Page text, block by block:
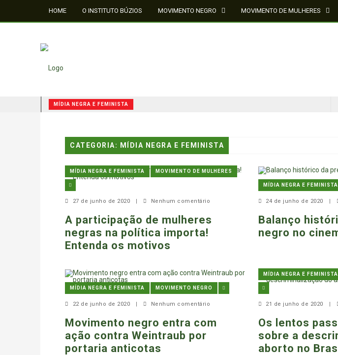
HOME O INSTITUTO BÚZIOS MOVIMENTO NEGRO MOVIMENTO DE MULHERES
MÍDIA NEGRA E FEMINISTA
O ESTADO DO SÉCULO XXI E A SOBERANIA SOBRE DADOS EM CONHECIMENTO ESTRATÉGICO
CATEGORIA: MÍDIA NEGRA E FEMINISTA
MÍDIA NEGRA E FEMINISTA MOVIMENTO DE MULHERES
27 de junho de 2020 | Nenhum comentário
A participação de mulheres
negras na política importa!
Entenda os motivos
MÍDIA NEGRA E FEMINISTA
24 de junho de 2020 |
Balanço
negro no
MÍDIA NEGRA E FEMINISTA MOVIMENTO NEGRO
22 de junho de 2020 | Nenhum comentário
Movimento negro entra com
ação contra Weintraub por
portaria anticotas
MÍDIA NEGRA E FEMINISTA
21 de junho de 2020 |
Os lentos
sobre a
aborto no